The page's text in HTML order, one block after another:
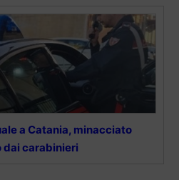
a Catania, minacciato
dai carabinieri